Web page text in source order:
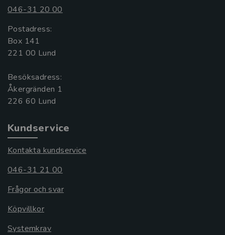
046-31 20 00
Postadress:
Box 141
221 00 Lund
Besöksadress:
Åkergränden 1
Kundservice
Kontakta kundservice
046-31 21 00
Frågor och svar
Köpvillkor
Systemkrav